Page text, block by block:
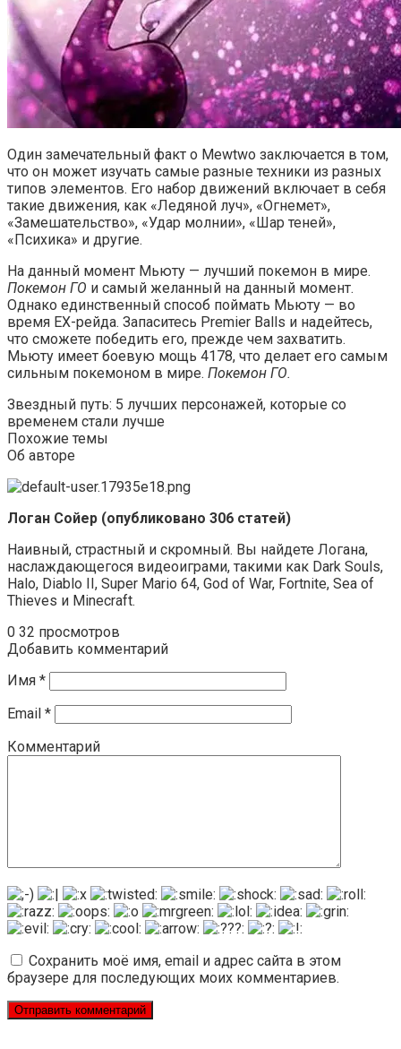
Один замечательный факт о Mewtwo заключается в том,
что он может изучать самые разные техники из разных
типов элементов. Его набор движений включает в себя
такие движения, как «Ледяной луч», «Огнемет»,
«Замешательство», «Удар молнии», «Шар теней»,
«Психика» и другие.
На данный момент Мьюту — лучший покемон в мире.
Покемон ГО и самый желанный на данный момент.
Однако единственный способ поймать Мьюту — во
время EX-рейда. Запаситесь Premier Balls и надейтесь,
что сможете победить его, прежде чем захватить.
Мьюту имеет боевую мощь 4178, что делает его самым
сильным покемоном в мире. Покемон ГО.
Звездный путь: 5 лучших персонажей, которые со
временем стали лучше
Похожие темы
Об авторе
Логан Сойер (опубликовано 306 статей)
Наивный, страстный и скромный. Вы найдете Логана,
наслаждающегося видеоиграми, такими как Dark Souls,
Halo, Diablo II, Super Mario 64, God of War, Fortnite, Sea of ​​
Thieves и Minecraft.
0 32 просмотров
Добавить комментарий
Имя *
Email *
Комментарий
Сохранить моё имя, email и адрес сайта в этом
браузере для последующих моих комментариев.